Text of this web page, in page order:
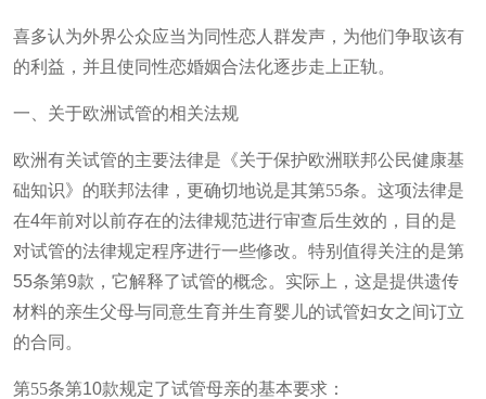
喜多认为外界公众应当为同性恋人群发声，为他们争取该有
的利益，并且使同性恋婚姻合法化逐步走上正轨。
一、关于欧洲试管的相关法规
欧洲有关试管的主要法律是《关于保护欧洲联邦公民健康基
础知识》的联邦法律，更确切地说是其第55条。这项法律是
在4年前对以前存在的法律规范进行审查后生效的，目的是
对试管的法律规定程序进行一些修改。特别值得关注的是第
55条第9款，它解释了试管的概念。实际上，这是提供遗传
材料的亲生父母与同意生育并生育婴儿的试管妇女之间订立
的合同。
第55条第10款规定了试管母亲的基本要求：